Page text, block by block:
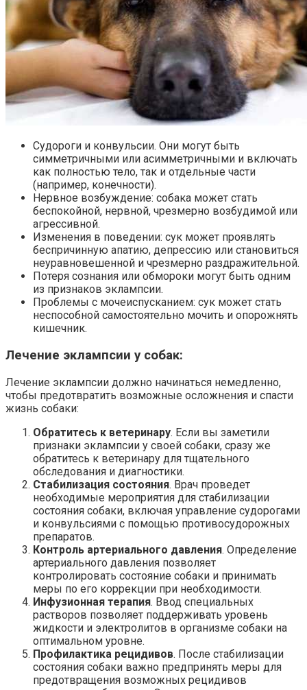
Судороги и конвульсии. Они могут быть
симметричными или асимметричными и включать
как полностью тело, так и отдельные части
(например, конечности).
Нервное возбуждение: собака может стать
беспокойной, нервной, чрезмерно возбудимой или
агрессивной.
Изменения в поведении: сук может проявлять
беспричинную апатию, депрессию или становиться
неуравновешенной и чрезмерно раздражительной.
Потеря сознания или обмороки могут быть одним
из признаков эклампсии.
Проблемы с мочеиспусканием: сук может стать
неспособной самостоятельно мочить и опорожнять
кишечник.
Лечение эклампсии у собак:
Лечение эклампсии должно начинаться немедленно,
чтобы предотвратить возможные осложнения и спасти
жизнь собаки:
Обратитесь к ветеринару. Если вы заметили
признаки эклампсии у своей собаки, сразу же
обратитесь к ветеринару для тщательного
обследования и диагностики.
Стабилизация состояния. Врач проведет
необходимые мероприятия для стабилизации
состояния собаки, включая управление судорогами
и конвульсиями с помощью противосудорожных
препаратов.
Контроль артериального давления. Определение
артериального давления позволяет
контролировать состояние собаки и принимать
меры по его коррекции при необходимости.
Инфузионная терапия. Ввод специальных
растворов позволяет поддерживать уровень
жидкости и электролитов в организме собаки на
оптимальном уровне.
Профилактика рецидивов. После стабилизации
состояния собаки важно предпринять меры для
предотвращения возможных рецидивов